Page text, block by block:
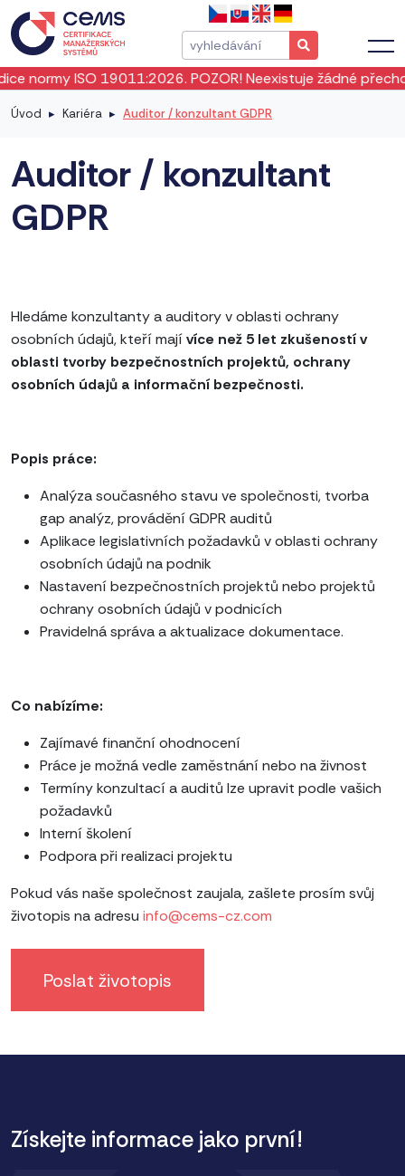
ISO 19011:2026. POZOR! Neexistuje žádné
Úvod Kariéra Auditor / konzultant GDPR
Auditor / konzultant
GDPR
Hledáme konzultanty a auditory v oblasti ochrany
osobních údajů, kteří majívíce než 5 let zkušeností v
oblasti tvorby bezpečnostních projektů, ochrany
osobních údajů a informační bezpečnosti.
Popis práce:
Analýza současného stavu ve společnosti, tvorba
gap analýz, provádění GDPR auditů
Aplikace legislativních požadavků v oblasti ochrany
osobních údajů na podnik
Nastavení bezpečnostních projektů nebo projektů
ochrany osobních údajů v podnicích
Pravidelná správa a aktualizace dokumentace.
Co nabízíme:
Zajímavé finanční ohodnocení
Práce je možná vedle zaměstnání nebo na živnost
Termíny konzultací a auditů lze upravit podle vašich
požadavků
Interní školení
Podpora při realizaci projektu
Pokud vás naše společnost zaujala, zašlete prosím svůj
životopis na adresu info@cems-cz.com
Poslat životopis
Získejte informace jako první!